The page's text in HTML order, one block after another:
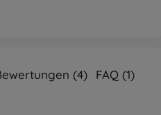
(4) FAQ (1)